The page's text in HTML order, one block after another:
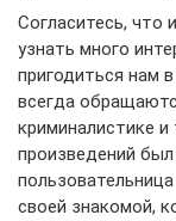
Согласитесь, что
узнать много
пригодиться нам
всегда
криминалистике
произведений
своей знакомой,